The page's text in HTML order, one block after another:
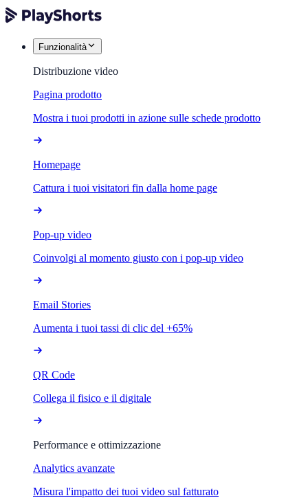
Funzionalità
Distribuzione video
Pagina prodotto
Mostra i tuoi prodotti in azione sulle schede prodotto
Homepage
Cattura i tuoi visitatori fin dalla home page
Pop-up video
Coinvolgi al momento giusto con i pop-up video
Email Stories
Aumenta i tuoi tassi di clic del +65%
QR Code
Collega il fisico e il digitale
Performance e ottimizzazione
Analytics avanzate
Misura l'impatto dei tuoi video sul fatturato